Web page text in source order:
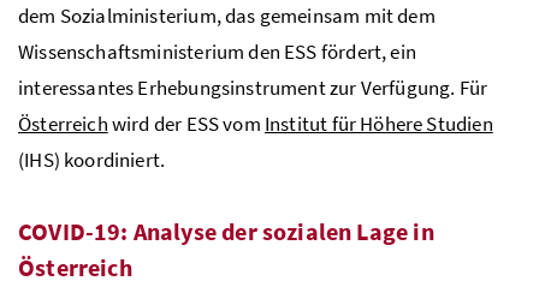
dem Sozialministerium, das gemeinsam mit dem
Wissenschaftsministerium den ESS fördert, ein
interessantes Erhebungsinstrument zur Verfügung. Für
Österreichwird der ESS vom Institut für Höhere Studien
(IHS) koordiniert.
COVID-19: Analyse der sozialen Lage in
Österreich